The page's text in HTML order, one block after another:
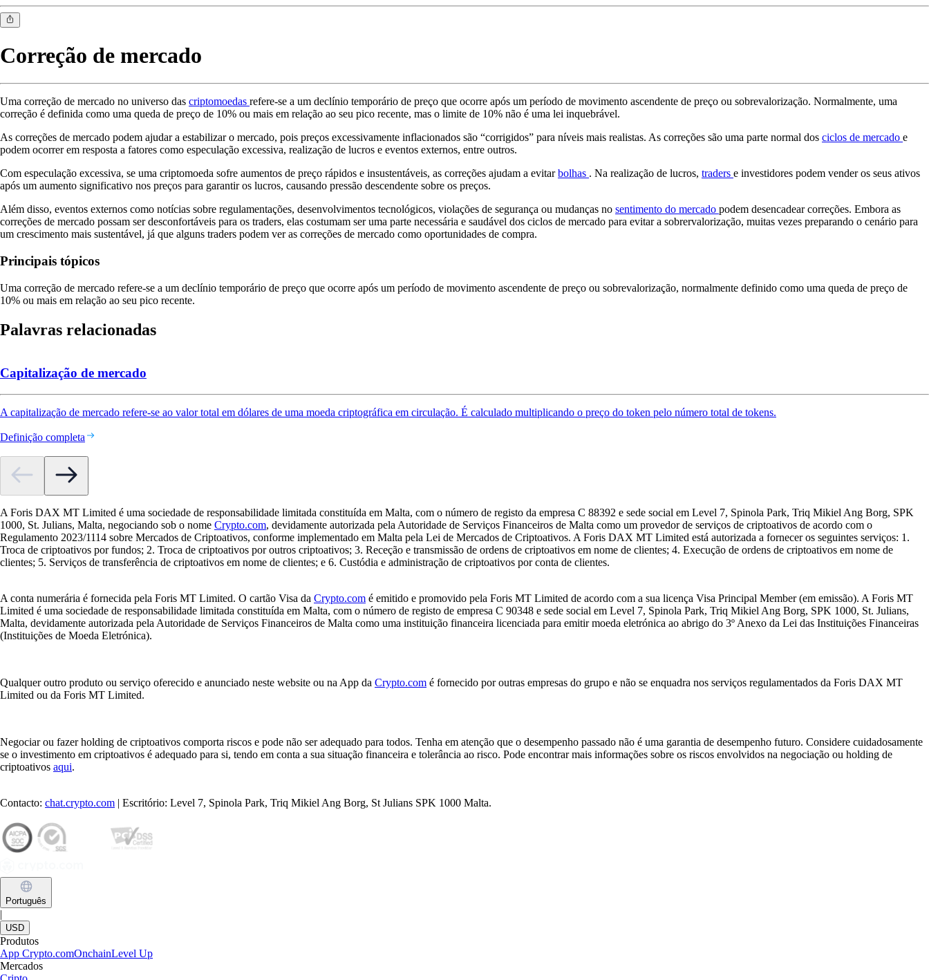
Correção de mercado
Uma correção de mercado no universo das criptomoedas refere-se a um declínio temporário de preço que ocorre após um período de movimento ascendente de preço ou sobrevalorização. Normalmente, uma
correção é definida como uma queda de preço de 10% ou mais em relação ao seu pico recente, mas o limite de 10% não é uma lei inquebrável.
As correções de mercado podem ajudar a estabilizar o mercado, pois preços excessivamente inflacionados são “corrigidos” para níveis mais realistas. As correções são uma parte normal dos ciclos de mercado e
podem ocorrer em resposta a fatores como especulação excessiva, realização de lucros e eventos externos, entre outros.
Com especulação excessiva, se uma criptomoeda sofre aumentos de preço rápidos e insustentáveis, as correções ajudam a evitarbolhas . Na realização de lucros, traders e investidores podem vender os seus ativos
após um aumento significativo nos preços para garantir os lucros, causando pressão descendente sobre os preços.
Além disso, eventos externos como notícias sobre regulamentações, desenvolvimentos tecnológicos, violações de segurança ou mudanças no sentimento do mercado podem desencadear correções. Embora as
correções de mercado possam ser desconfortáveis para os traders, elas costumam ser uma parte necessária e saudável dos ciclos de mercado para evitar a sobrervalorização, muitas vezes preparando o cenário para
um crescimento mais sustentável, já que alguns traders podem ver as correções de mercado como oportunidades de compra.
Principais tópicos
Uma correção de mercado refere-se a um declínio temporário de preço que ocorre após um período de movimento ascendente de preço ou sobrevalorização, normalmente definido como uma queda de preço de
10% ou mais em relação ao seu pico recente.
Palavras relacionadas
Capitalização de mercado
A capitalização de mercado refere-se ao valor total em dólares de uma moeda criptográfica em circulação. É calculado multiplicando o preço do token pelo número total de tokens.
Definição completa
A Foris DAX MT Limited é uma sociedade de responsabilidade limitada constituída em Malta, com o número de registo da empresa C 88392 e sede social em Level 7, Spinola Park, Triq Mikiel Ang Borg, SPK
1000, St. Julians, Malta, negociando sob o nome Crypto.com, devidamente autorizada pela Autoridade de Serviços Financeiros de Malta como um provedor de serviços de criptoativos de acordo com o
Regulamento 2023/1114 sobre Mercados de Criptoativos, conforme implementado em Malta pela Lei de Mercados de Criptoativos. A Foris DAX MT Limited está autorizada a fornecer os seguintes serviços: 1.
Troca de criptoativos por fundos; 2. Troca de criptoativos por outros criptoativos; 3. Receção e transmissão de ordens de criptoativos em nome de clientes; 4. Execução de ordens de criptoativos em nome de
clientes; 5. Serviços de transferência de criptoativos em nome de clientes; e 6. Custódia e administração de criptoativos por conta de clientes.
A conta numerária é fornecida pela Foris MT Limited. O cartão Visa da Crypto.com é emitido e promovido pela Foris MT Limited de acordo com a sua licença Visa Principal Member (em emissão). A Foris MT
Limited é uma sociedade de responsabilidade limitada constituída em Malta, com o número de registo de empresa C 90348 e sede social em Level 7, Spinola Park, Triq Mikiel Ang Borg, SPK 1000, St. Julians,
Malta, devidamente autorizada pela Autoridade de Serviços Financeiros de Malta como uma instituição financeira licenciada para emitir moeda eletrónica ao abrigo do 3º Anexo da Lei das Instituições Financeiras
(Instituições de Moeda Eletrónica).
Qualquer outro produto ou serviço oferecido e anunciado neste website ou na App da Crypto.com é fornecido por outras empresas do grupo e não se enquadra nos serviços regulamentados da Foris DAX MT
Limited ou da Foris MT Limited.
Negociar ou fazer holding de criptoativos comporta riscos e pode não ser adequado para todos. Tenha em atenção que o desempenho passado não é uma garantia de desempenho futuro. Considere cuidadosamente
se o investimento em criptoativos é adequado para si, tendo em conta a sua situação financeira e tolerância ao risco. Pode encontrar mais informações sobre os riscos envolvidos na negociação ou holding de
criptoativos aqui.
Contacto: chat.crypto.com | Escritório: Level 7, Spinola Park, Triq Mikiel Ang Borg, St Julians SPK 1000 Malta.
Português
|
USD
Produtos
App Crypto.comOnchainLevel Up
Mercados